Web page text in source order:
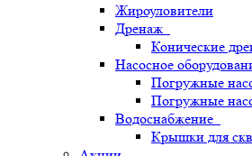
Жироуловители
Дренаж
Конические
Насосное
Погружные
Погружные
Водоснабжение
Крышки для